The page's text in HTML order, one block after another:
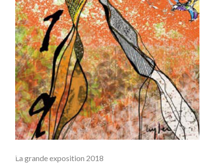
La grande exposition 2018